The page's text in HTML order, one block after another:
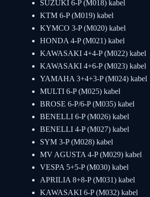
SUZUKI 6-P (M018) kabel
KTM 6-P (M019) kabel
KYMCO 3-P (M020) kabel
HONDA 4-P (M021) kabel
KAWASAKI 4+4-P (M022) kabel
KAWASAKI 4+6-P (M023) kabel
YAMAHA 3+4+3-P (M024) kabel
MULTI 6-P (M025) kabel
BROSE 6-P/6-P (M035) kabel
BENELLI 6-P (M026) kabel
BENELLI 4-P (M027) kabel
SYM 3-P (M028) kabel
MV AGUSTA 4-P (M029) kabel
VESPA 5+5-P (M030) kabel
APRILIA 8+8-P (M031) kabel
KAWASAKI 6-P (M032) kabel